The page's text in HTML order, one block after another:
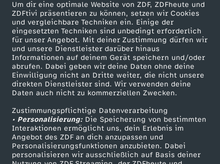
Um dir eine optimale Website von ZDF, ZDFheute und
ZDFtivi präsentieren zu können, setzen wir Cookies
und vergleichbare Techniken ein. Einige der
eingesetzten Techniken sind unbedingt erforderlich
für unser Angebot. Mit deiner Zustimmung dürfen wir
und unsere Dienstleister darüber hinaus
Informationen auf deinem Gerät speichern und/oder
abrufen. Dabei geben wir deine Daten ohne deine
Einwilligung nicht an Dritte weiter, die nicht unsere
direkten Dienstleister sind. Wir verwenden deine
Daten auch nicht zu kommerziellen Zwecken.
Zustimmungspflichtige Datenverarbeitung
• Personalisierung:Die Speicherung von bestimmten
Interaktionen ermöglicht uns, dein Erlebnis im
Angebot des ZDF an dich anzupassen und
Personalisierungsfunktionen anzubieten. Dabei
personalisieren wir ausschließlich auf Basis deiner
o
l
l
e
r
G
e
Mehr ZDF
ZDF-Apps
Smart TV
ZDFtext
Livestreams
Sendungen A-Z
TV-Programm
Service
ZDFmitreden
Kontakt zum ZDF
Tickets
Zuschauerservice
Hilfe